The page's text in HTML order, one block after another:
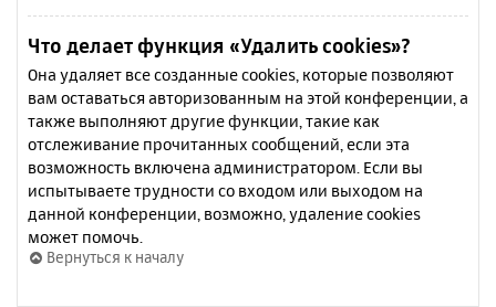
Что делает функция «Удалить cookies»?
Она удаляет все созданные cookies, которые позволяют
вам оставаться авторизованным на этой конференции, а
также выполняют другие функции, такие как
отслеживание прочитанных сообщений, если эта
возможность включена администратором. Если вы
испытываете трудности со входом или выходом на
данной конференции, возможно, удаление cookies
может помочь.
Вернуться к началу